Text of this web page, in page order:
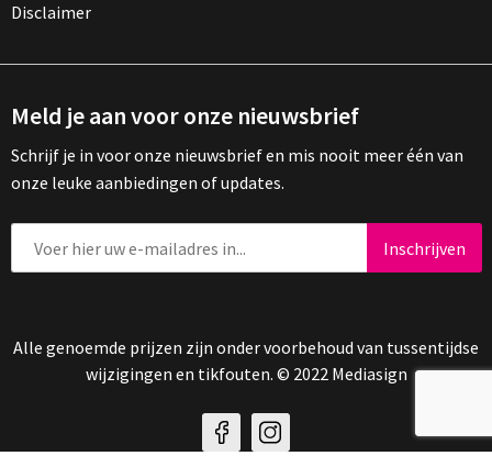
Disclaimer
Meld je aan voor onze nieuwsbrief
Schrijf je in voor onze nieuwsbrief en mis nooit meer één van
onze leuke aanbiedingen of updates.
Alle genoemde prijzen zijn onder voorbehoud van tussentijdse
wijzigingen en tikfouten. © 2022 Mediasign